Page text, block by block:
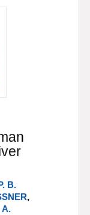
B.
,
A.